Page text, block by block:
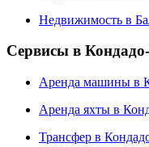
Недвижимость в
Сервисы в
Аренда машины в
Аренда яхты в
Трансфер в